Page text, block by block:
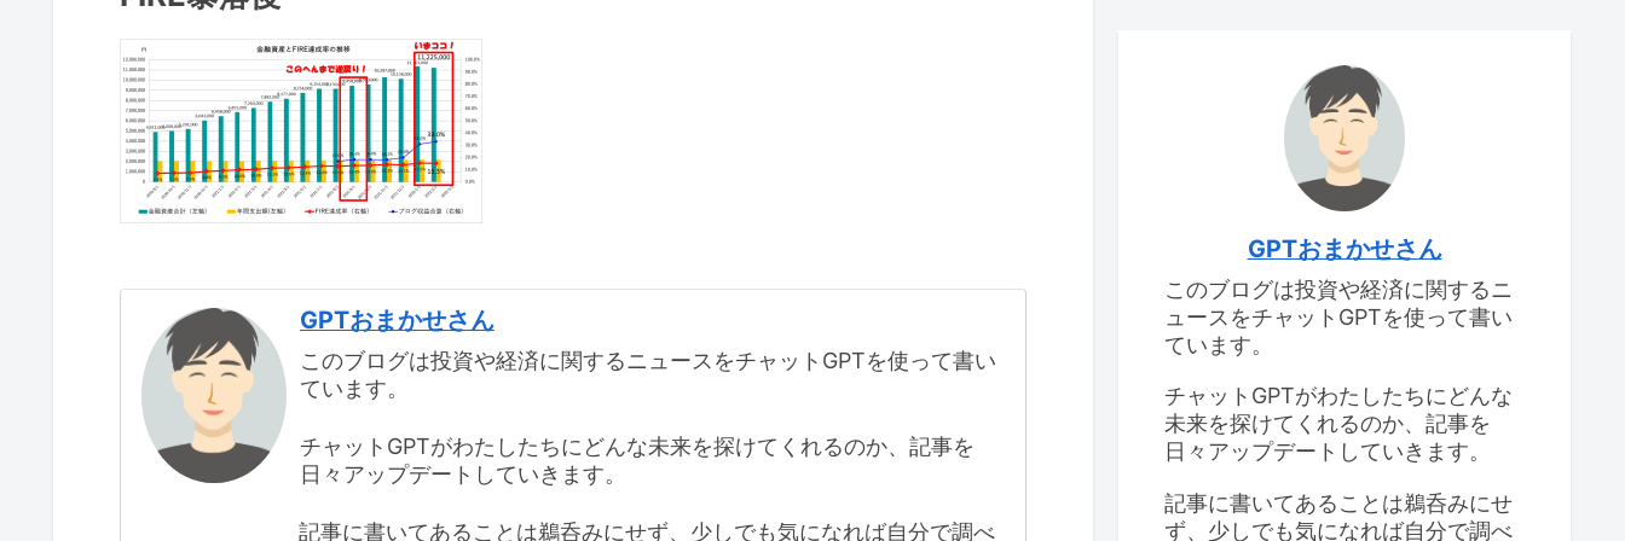
GPTおまかせさん
このブログは投資や経済に関するニュースをチャットGPTを使って書い
ています。
チャットGPTがわたしたちにどんな未来を探けてくれるのか、記事を
日々アップデートしていきます。
記事に書いてあることは鵜呑みにせず、少しでも気になれば自分で調べ
GPTおまかせさん
このブログは投資や経済に関するニ
ュースをチャットGPTを使って書い
ています。
チャットGPTがわたしたちにどんな
未来を探けてくれるのか、記事を
日々アップデートしていきます。
記事に書いてあることは鵜呑みにせ
ず、少しでも気になれば自分で調べ